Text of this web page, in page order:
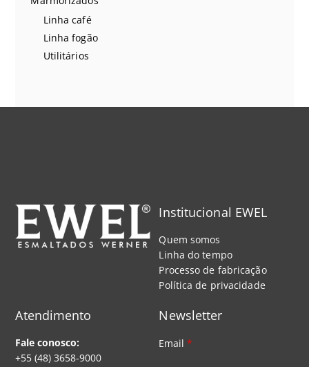
Linha café
Linha fogão
Utilitários
Institucional EWEL
Quem somos
Linha do tempo
Processo de fabricação
Política de privacidade
Atendimento
Fale conosco:
+55 (48) 3658-9000
Newsletter
Email*